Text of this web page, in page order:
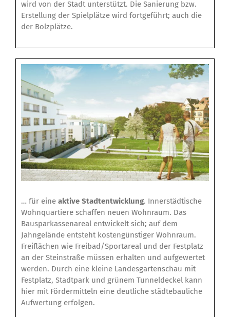
wird von der Stadt unterstützt. Die Sanierung bzw.
Erstellung der Spielplätze wird fortgeführt; auch die
der Bolzplätze.
… für eine aktive Stadtentwicklung. Innerstädtische
Wohnquartiere schaffen neuen Wohnraum. Das
Bausparkassenareal entwickelt sich; auf dem
Jahngelände entsteht kostengünstiger Wohnraum.
Freiflächen wie Freibad/Sportareal und der Festplatz
an der Steinstraße müssen erhalten und aufgewertet
werden. Durch eine kleine Landesgartenschau mit
Festplatz, Stadtpark und grünem Tunneldeckel kann
hier mit Fördermitteln eine deutliche städtebauliche
Aufwertung erfolgen.